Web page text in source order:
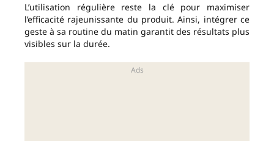
L’utilisation régulière reste la clé pour maximiser
l’efficacité rajeunissante du produit. Ainsi, intégrer ce
geste à sa routine du matin garantit des résultats plus
visibles sur la durée.